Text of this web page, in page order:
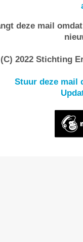
deze mail
2022 Stichting
Stuur deze mail